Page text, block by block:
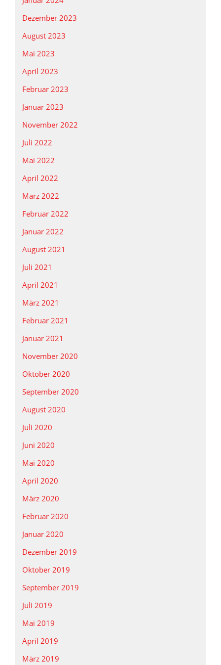
Dezember 2023
August 2023
Mai 2023
April 2023
Februar 2023
Januar 2023
November 2022
Juli 2022
Mai 2022
April 2022
März 2022
Februar 2022
Januar 2022
August 2021
Juli 2021
April 2021
März 2021
Februar 2021
Januar 2021
November 2020
Oktober 2020
September 2020
August 2020
Juli 2020
Juni 2020
Mai 2020
April 2020
März 2020
Februar 2020
Januar 2020
Dezember 2019
Oktober 2019
September 2019
Juli 2019
Mai 2019
April 2019
März 2019